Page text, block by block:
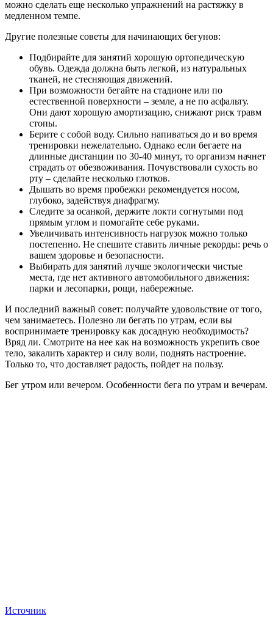
можно сделать еще несколько упражнений на растяжку в
медленном темпе.
Другие полезные советы для начинающих бегунов:
Подбирайте для занятий хорошую ортопедическую
обувь. Одежда должна быть легкой, из натуральных
тканей, не стесняющая движений.
При возможности бегайте на стадионе или по
естественной поверхности – земле, а не по асфальту.
Они дают хорошую амортизацию, снижают риск травм
стопы.
Берите с собой воду. Сильно напиваться до и во время
тренировки нежелательно. Однако если бегаете на
длинные дистанции по 30-40 минут, то организм начнет
страдать от обезвоживания. Почувствовали сухость во
рту – сделайте несколько глотков.
Дышать во время пробежки рекомендуется носом,
глубоко, задействуя диафрагму.
Следите за осанкой, держите локти согнутыми под
прямым углом и помогайте себе руками.
Увеличивать интенсивность нагрузок можно только
постепенно. Не спешите ставить личные рекорды: речь о
вашем здоровье и безопасности.
Выбирать для занятий лучше экологически чистые
места, где нет активного автомобильного движения:
парки и лесопарки, рощи, набережные.
И последний важный совет: получайте удовольствие от того,
чем занимаетесь. Полезно ли бегать по утрам, если вы
воспринимаете тренировку как досадную необходимость?
Вряд ли. Смотрите на нее как на возможность укрепить свое
тело, закалить характер и силу воли, поднять настроение.
Только то, что доставляет радость, пойдет на пользу.
Бег утром или вечером. Особенности бега по утрам и вечерам.
Источник